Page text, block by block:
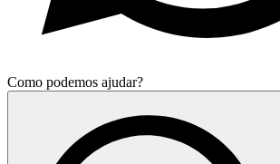
Como podemos ajudar?